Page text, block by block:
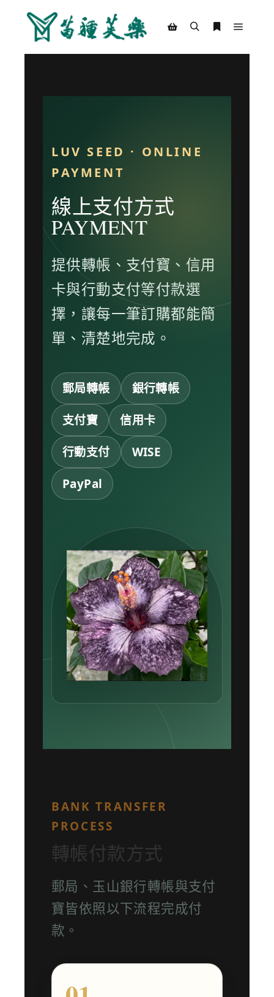
LUV SEED · ONLINE
PAYMENT
線上支付方式
PAYMENT
提供轉帳、支付寶、信用
卡與行動支付等付款選
擇，讓每一筆訂購都能簡
單、清楚地完成。
郵局轉帳
銀行轉帳
支付寶
信用卡
行動支付
WISE
PayPal
BANK TRANSFER
PROCESS
轉帳付款方式
郵局、玉山銀行轉帳與支付
寶皆依照以下流程完成付
款。